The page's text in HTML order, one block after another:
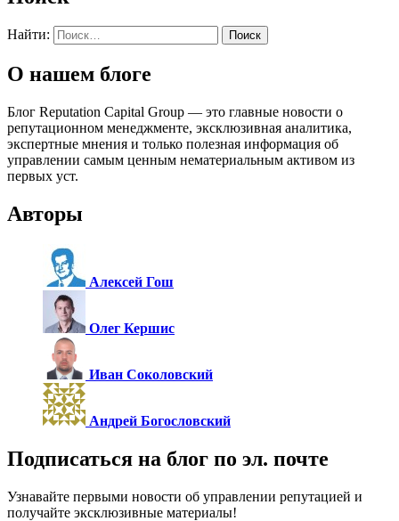
Найти:
О нашем блоге
Блог Reputation Capital Group — это главные новости о
репутационном менеджменте, эксклюзивная аналитика,
экспертные мнения и только полезная информация об
управлении самым ценным нематериальным активом из
первых уст.
Авторы
Алексей Гош
Олег Кершис
Иван Соколовский
Андрей Богословский
Подписаться на блог по эл. почте
Узнавайте первыми новости об управлении репутацией и
получайте эксклюзивные материалы!